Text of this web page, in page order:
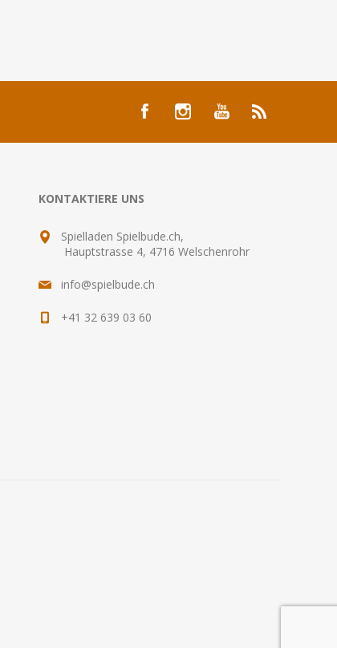
KONTAKTIERE UNS
Spielladen Spielbude.ch,
Hauptstrasse 4, 4716 Welschenrohr
info@spielbude.ch
+41 32 639 03 60